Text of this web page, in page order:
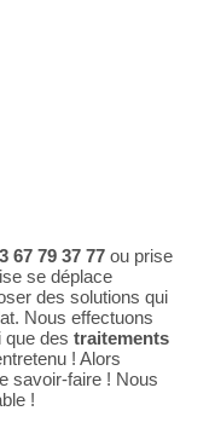
67 79 37 77 ou prise
se déplace
des solutions qui
Nous effectuons
que des traitements
! Alors
savoir-faire ! Nous
!